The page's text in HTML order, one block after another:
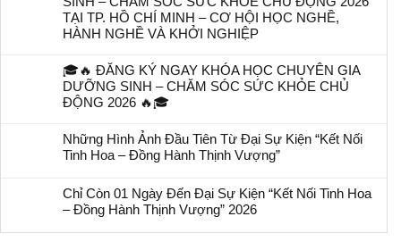
TẠI TP. HỒ CHÍ MINH – CƠ HỘI HỌC NGHỀ,
HÀNH NGHỀ VÀ KHỞI NGHIỆP
🎓🔥 ĐĂNG KÝ NGAY KHÓA HỌC CHUYÊN GIA
DƯỠNG SINH – CHĂM SÓC SỨC KHỎE CHỦ
ĐỘNG 2026 🔥🎓
Những Hình Ảnh Đầu Tiên Từ Đại Sự Kiện “Kết Nối
Tinh Hoa – Đồng Hành Thịnh Vượng”
Chỉ Còn 01 Ngày Đến Đại Sự Kiện “Kết Nối Tinh Hoa
– Đồng Hành Thịnh Vượng” 2026